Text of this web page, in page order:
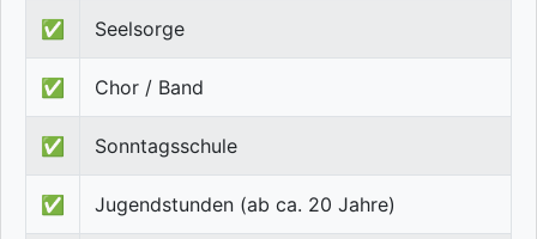
✅ Seelsorge
✅ Chor / Band
✅ Sonntagsschule
✅ Jugendstunden (ab ca. 20 Jahre)